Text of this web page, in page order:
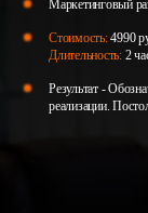
Маркетинговый
Стоимость:4990
Длительность:2
Результат -
реализации.